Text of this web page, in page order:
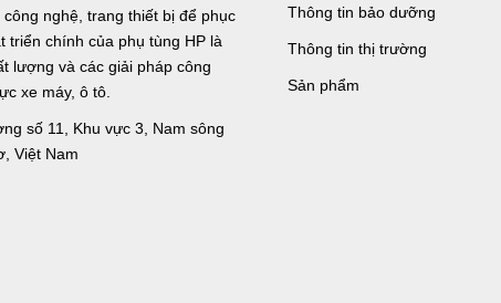
nghệ, trang thiết bị để phục
chính của phụ tùng HP là
lượng và các giải pháp công
xe máy, ô tô.
số 11, Khu vực 3, Nam sông
Việt Nam
Thông tin bảo dưỡng
Thông tin thị trường
Sản phẩm